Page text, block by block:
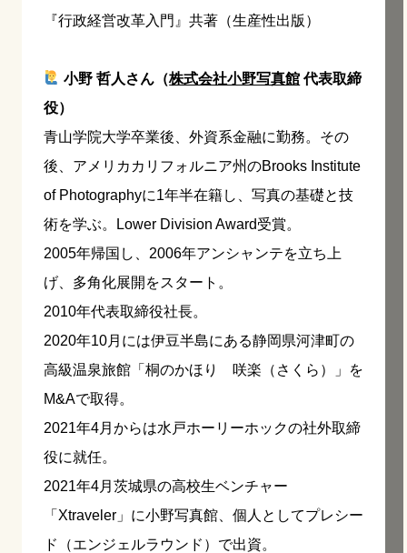
『行政経営改革入門』共著（生産性出版）
小野 哲人さん（株式会社小野写真館代表取締
役）
青山学院大学卒業後、外資系金融に勤務。その
後、アメリカカリフォルニア州のBrooks Institute
of Photographyに1年半在籍し、写真の基礎と技
術を学ぶ。Lower Division Award受賞。
2005年帰国し、2006年アンシャンテを立ち上
げ、多角化展開をスタート。
2010年代表取締役社長。
2020年10月には伊豆半島にある静岡県河津町の
高級温泉旅館「桐のかほり 咲楽（さくら）」を
M&Aで取得。
2021年4月からは水戸ホーリーホックの社外取締
役に就任。
2021年4月茨城県の高校生ベンチャー
「Xtraveler」に小野写真館、個人としてプレシー
ド（エンジェルラウンド）で出資。